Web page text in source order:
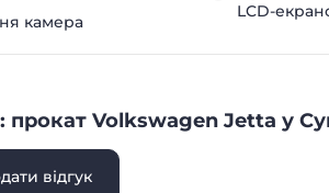
камера
LCD-
прокат Volkswagen Jetta у
відгук